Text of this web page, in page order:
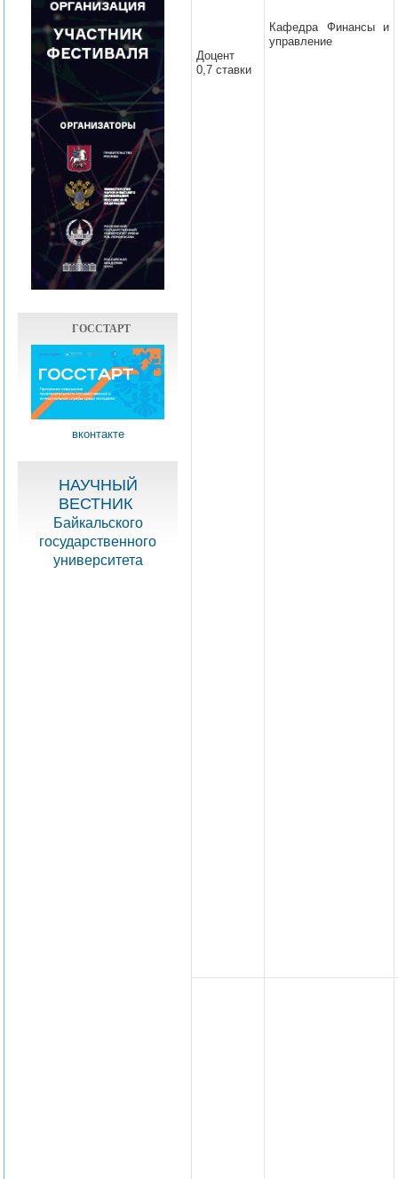
ГОССТАРТ
вконтакте
НАУЧНЫЙ
ВЕСТНИК
Байкальского
государственного
университета
Доцент
0,7 ставки
Кафедра Финансы и
управление